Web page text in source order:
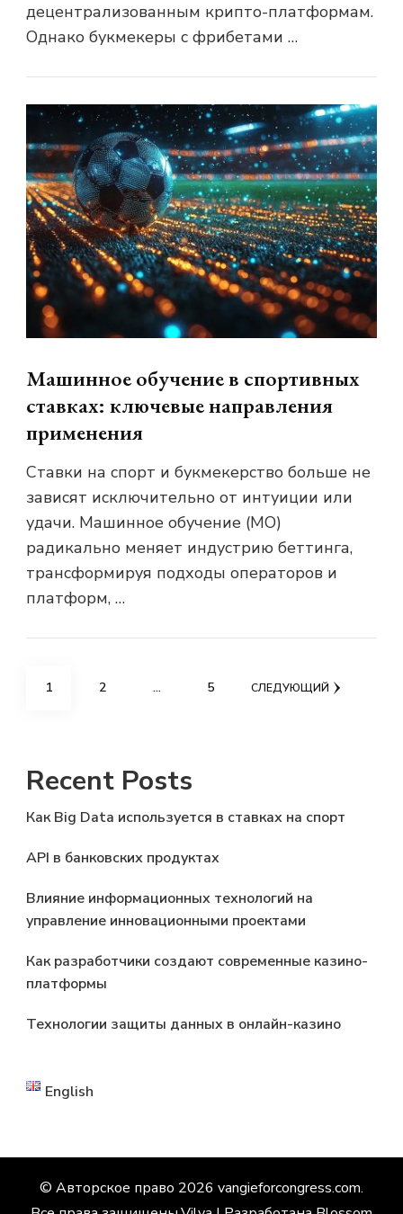
децентрализованным крипто-платформам.
Однако букмекеры с фрибетами …
Машинное обучение в спортивных
ставках: ключевые направления
применения
Ставки на спорт и букмекерство больше не
зависят исключительно от интуиции или
удачи. Машинное обучение (МО)
радикально меняет индустрию беттинга,
трансформируя подходы операторов и
платформ, …
Posts
СТРАНИЦА
1 СТРАНИЦА
2 … СТРАНИЦА
5 СЛЕДУЮЩИЙ
Recent Posts
Как Big Data используется в ставках на спорт
API в банковских продуктах
Влияние информационных технологий на
управление инновационными проектами
Как разработчики создают современные казино-
платформы
Технологии защиты данных в онлайн-казино
English
© Авторское право 2026 vangieforcongress.com.